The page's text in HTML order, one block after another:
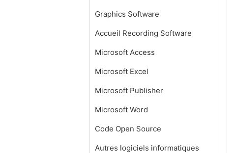
Graphics Software
Accueil Recording Software
Microsoft Access
Microsoft Excel
Microsoft Publisher
Microsoft Word
Code Open Source
Autres logiciels informatiques